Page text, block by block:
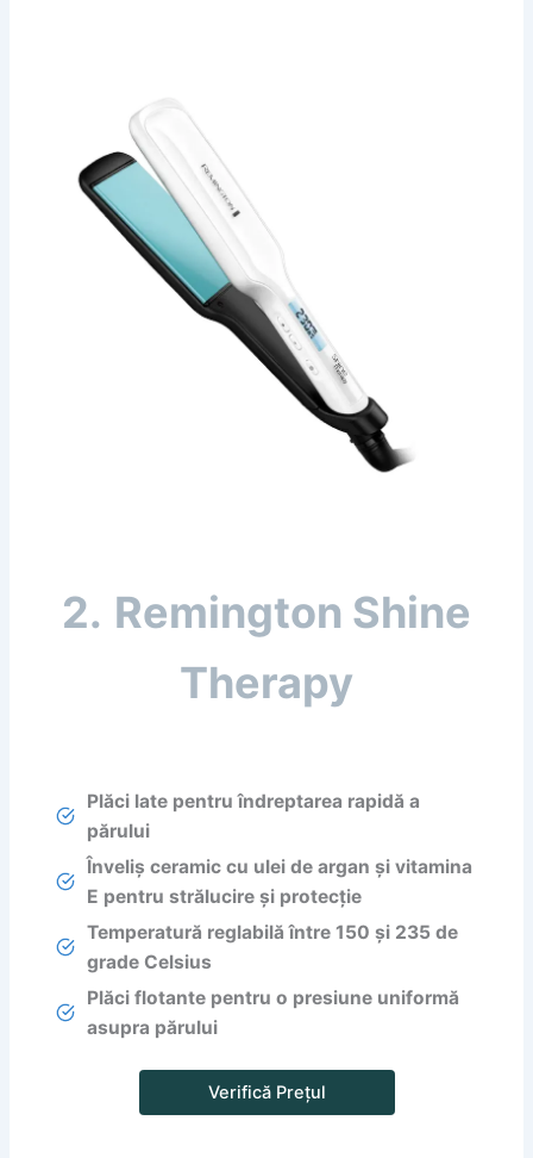
2. Remington Shine
Therapy
Plăci late pentru îndreptarea rapidă a
părului
Înveliș ceramic cu ulei de argan și vitamina
E pentru strălucire și protecție
Temperatură reglabilă între 150 și 235 de
grade Celsius
Plăci flotante pentru o presiune uniformă
asupra părului
Verifică Prețul